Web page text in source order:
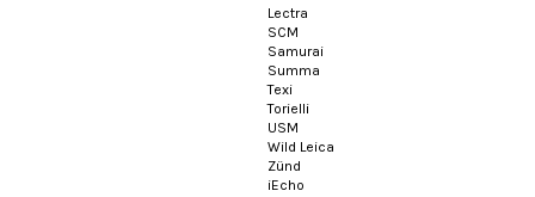
Lectra
SCM
Samurai
Summa
Texi
Torielli
USM
Wild Leica
Zünd
iEcho